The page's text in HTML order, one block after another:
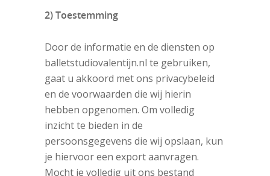
2) Toestemming
Door de informatie en de diensten op
balletstudiovalentijn.nl te gebruiken,
gaat u akkoord met ons privacybeleid
en de voorwaarden die wij hierin
hebben opgenomen. Om volledig
inzicht te bieden in de
persoonsgegevens die wij opslaan, kun
je hiervoor een export aanvragen.
Mocht je volledig uit ons bestand